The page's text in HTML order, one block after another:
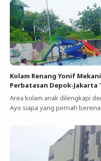
Kolam Renang Yonif
Perbatasan Depok-Jakarta
Area kolam anak dilengkapi
Ayo siapa yang pernah